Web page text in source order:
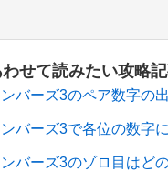
わせて読みたい攻略
バーズ3のペア数字の
バーズ3で各位の数字
バーズ3のゾロ目はど